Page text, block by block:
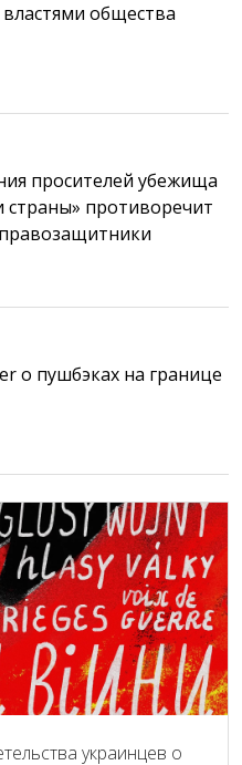
общества
просителей убежища
страны» противоречит
о пушбэках на границе
украинцев о